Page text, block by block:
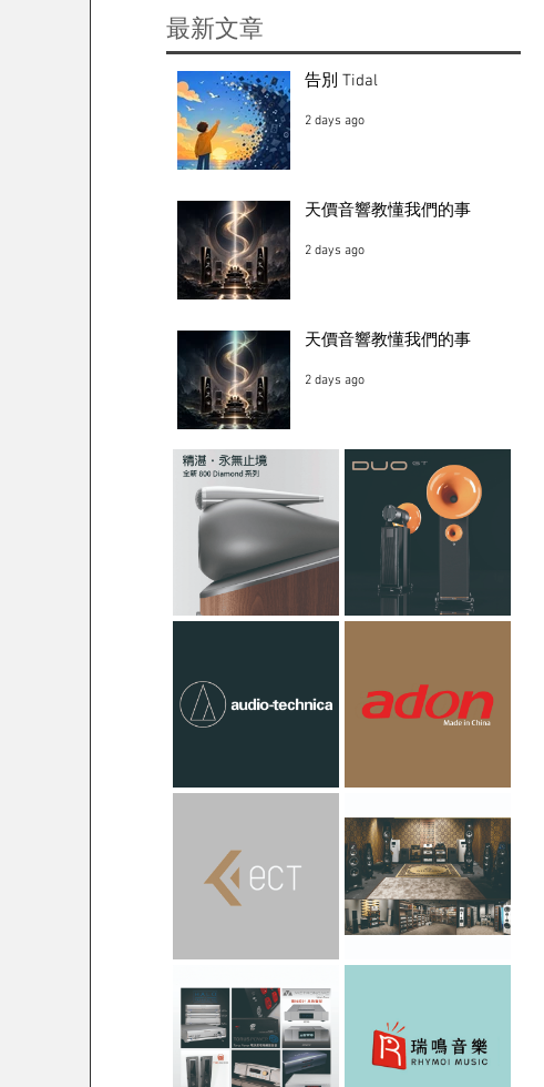
​最新文章
告別 Tidal
2 days ago
天價音響教懂我們的事
2 days ago
天價音響教懂我們的事
2 days ago